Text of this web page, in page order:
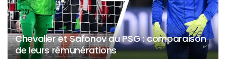
Chevalier et Safonov au PSG : comparaison
de leurs rémunérations